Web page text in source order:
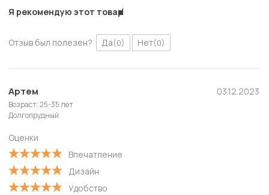
Я рекомендую этот товар
Отзыв был полезен? Да(0) Нет(0)
Артем
Возраст: 25-35 лет
Долгопрудный
Оценки
Впечатление
Дизайн
Удобство
03.12.2023